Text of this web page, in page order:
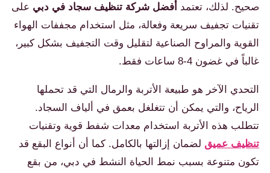
صحيح. لذلك، تعتمد أفضل شركة تنظيف سجاد في دبي على
تقنيات تجفيف سريعة وفعالة، مثل استخدام مجففات الهواء
القوية والمراوح الصناعية لتقليل وقت التجفيف بشكل كبير،
غالباً في غضون 4-8 ساعات فقط.
التحدي الآخر هو طبيعة الأتربة والرمال التي قد تحملها
الرياح، والتي يمكن أن تتغلغل بعمق في ألياف السجاد.
تتطلب هذه الأتربة استخدام معدات شفط قوية وتقنيات
تنظيف عميق لضمان إزالتها بالكامل. كما أن أنواع البقع قد
تكون متنوعة بسبب نمط الحياة النشط في دبي، من بقع